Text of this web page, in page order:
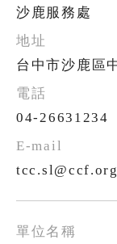
沙鹿服務處
台中市沙鹿區
04-26631234